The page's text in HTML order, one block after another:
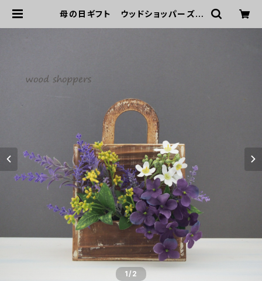
母の日ギフト ウッドショッパーズ |
1/2